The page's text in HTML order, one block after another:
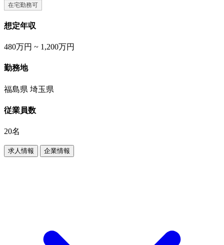
在宅勤務可
想定年収
480万円 ~ 1,200万円
勤務地
福島県 埼玉県
従業員数
20名
求人情報 企業情報